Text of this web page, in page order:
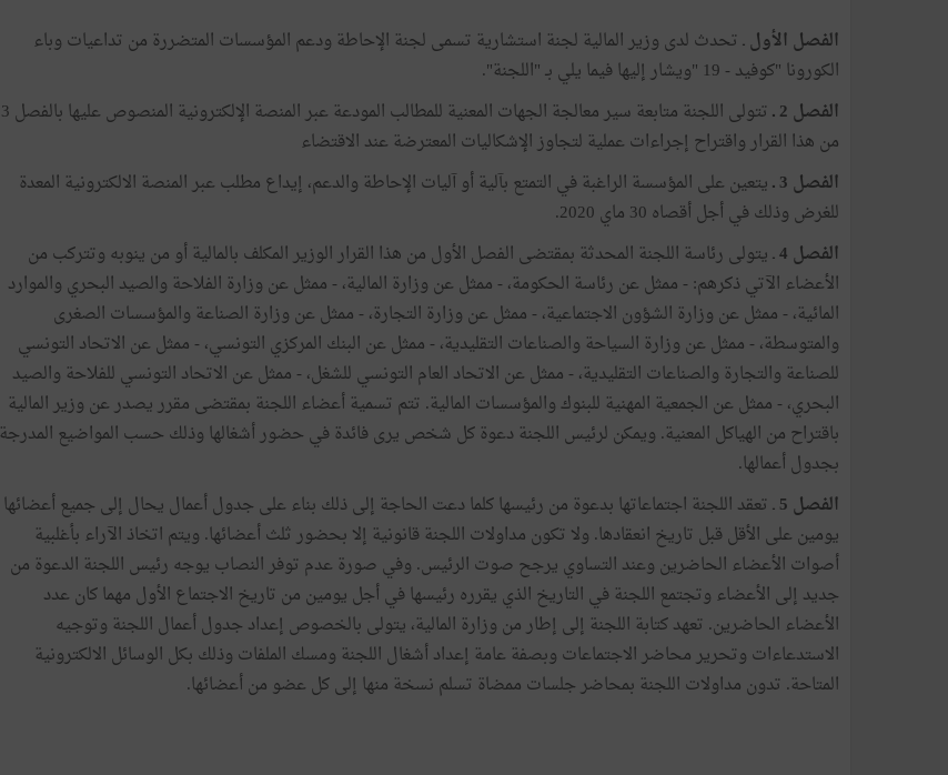
الفصل الأولـ تحدث لدى وزير المالية لجنة استشارية تسمى لجنة الإحاطة ودعم المؤسسات المتضررة من تداعيات وباء
الكورونا "كوفيد - 19 "ويشار إليها فيما يلي بـ "اللجنة".
الفصل 2 ـ
تتولى اللجنة متابعة سير معالجة الجهات المعنية للمطالب المودعة عبر المنصة الإلكترونية المنصوص عليها بالفصل 3
من هذا القرار واقتراح إجراءات عملية لتجاوز الإشكاليات المعترضة عند الاقتضاء
الفصل 3 ـ
يتعين على المؤسسة الراغبة في التمتع بآلية أو آليات الإحاطة والدعم، إيداع مطلب عبر المنصة الالكترونية المعدة
للغرض وذلك في أجل أقصاه 30 ماي 2020.
الفصل 4 ـ يتولى رئاسة اللجنة المحدثة بمقتضى الفصل الأول من هذا القرار الوزير المكلف بالمالية أو من ينوبه وتتركب من
الأعضاء الآتي ذكرهم: - ممثل عن رئاسة الحكومة، - ممثل عن وزارة المالية، - ممثل عن وزارة الفلاحة والصيد البحري والموارد
المائية، - ممثل عن وزارة الشؤون الاجتماعية، - ممثل عن وزارة التجارة، - ممثل عن وزارة الصناعة والمؤسسات الصغرى
والمتوسطة، - ممثل عن وزارة السياحة والصناعات التقليدية، - ممثل عن البنك المركزي التونسي، - ممثل عن الاتحاد التونسي
للصناعة والتجارة والصناعات التقليدية، - ممثل عن الاتحاد العام التونسي للشغل، - ممثل عن الاتحاد التونسي للفلاحة والصيد
البحري، - ممثل عن الجمعية المهنية للبنوك والمؤسسات المالية. تتم تسمية أعضاء اللجنة بمقتضى مقرر يصدر عن وزير المالية
باقتراح من الهياكل المعنية. ويمكن لرئيس اللجنة دعوة كل شخص يرى فائدة في حضور أشغالها وذلك حسب المواضيع المدرجة
بجدول أعمالها.
الفصل 5 ـ تعقد اللجنة اجتماعاتها بدعوة من رئيسها كلما دعت الحاجة إلى ذلك بناء على جدول أعمال يحال إلى جميع أعضائها
يومين على الأقل قبل تاريخ انعقادها. ولا تكون مداولات اللجنة قانونية إلا بحضور ثلث أعضائها. ويتم اتخاذ الآراء بأغلبية
أصوات الأعضاء الحاضرين وعند التساوي يرجح صوت الرئيس. وفي صورة عدم توفر النصاب يوجه رئيس اللجنة الدعوة من
جديد إلى الأعضاء وتجتمع اللجنة في التاريخ الذي يقرره رئيسها في أجل يومين من تاريخ الاجتماع الأول مهما كان عدد
الأعضاء الحاضرين. تعهد كتابة اللجنة إلى إطار من وزارة المالية، يتولى بالخصوص إعداد جدول أعمال اللجنة وتوجيه
الاستدعاءات وتحرير محاضر الاجتماعات وبصفة عامة إعداد أشغال اللجنة ومسك الملفات وذلك بكل الوسائل الالكترونية
المتاحة. تدون مداولات اللجنة بمحاضر جلسات ممضاة تسلم نسخة منها إلى كل عضو من أعضائها.